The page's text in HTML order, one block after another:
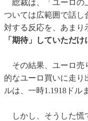
総裁は、「ユーロの
ついては広範囲で話し
対する反応を、あまり
「期待」していただ
その結果、ユーロ売
的なユーロ買いに走り
ルは、一時1.1918ドル
しかし、そうした慌